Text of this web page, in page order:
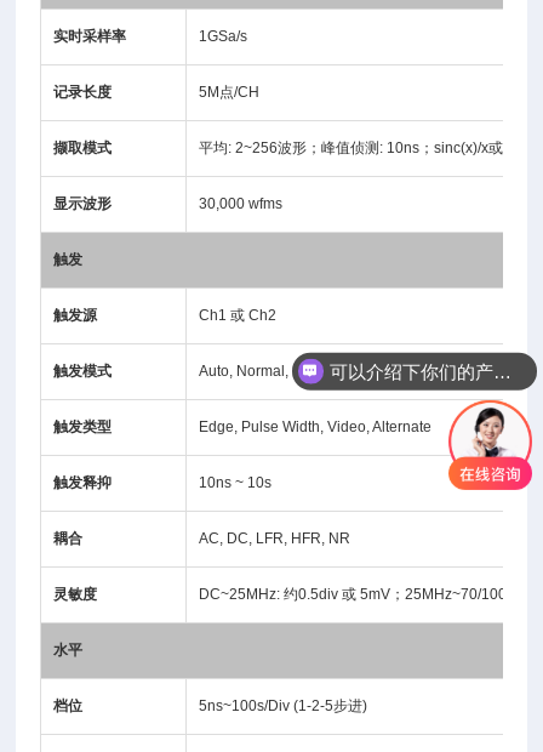
实时采样率 1GSa/s
记录长度 5M点/CH
撷取模式 平均: 2~256波形；峰值侦测: 10ns；sinc(x)/x或ET
显示波形 30,000 wfms
触发
触发源 Ch1 或 Ch2
触发模式 Auto, Normal, Single, Force
触发类型 Edge, Pulse Width, Video, Alternate
触发释抑 10ns ~ 10s
耦合 AC, DC, LFR, HFR, NR
灵敏度 DC~25MHz: 约0.5div 或 5mV；25MHz~70/100/
水平
档位 5ns~100s/Div (1-2-5步进)
可以介绍下你们的产品么